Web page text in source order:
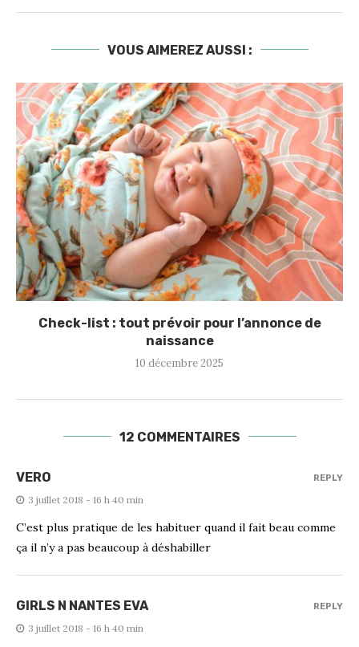
VOUS AIMEREZ AUSSI :
Check-list : tout prévoir pour l’annonce de
naissance
10 décembre 2025
12 COMMENTAIRES
VERO
3 juillet 2018 - 16 h 40 min
C’est plus pratique de les habituer quand il fait beau comme
ça il n’y a pas beaucoup à déshabiller
REPLY
GIRLS N NANTES EVA
3 juillet 2018 - 16 h 40 min
REPLY